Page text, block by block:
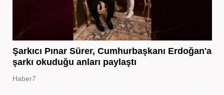
Şarkıcı Pınar Sürer, Cumhurbaşkanı Erdoğan'a
şarkı okuduğu anları paylaştı
Haber7